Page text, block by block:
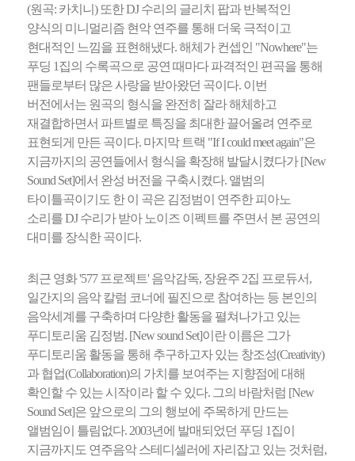
(원곡: 카치니) 또한 DJ 수리의 글리치 팝과 반복적인
양식의 미니멀리즘 현악 연주를 통해 더욱 극적이고
현대적인 느낌을 표현해냈다. 해체가 컨셉인 "Nowhere"는
푸딩 1집의 수록곡으로 공연 때마다 파격적인 편곡을 통해
팬들로부터 많은 사랑을 받아왔던 곡이다. 이번
버전에서는 원곡의 형식을 완전히 잘라 해체하고
재결합하면서 파트별로 특징을 최대한 끌어올려 연주로
표현되게 만든 곡이다. 마지막 트랙 "If I could meet again"은
지금까지의 공연들에서 형식을 확장해 발달시켰다가 [New
Sound Set]에서 완성 버전을 구축시켰다. 앨범의
타이틀곡이기도 한 이 곡은 김정범이 연주한 피아노
소리를 DJ 수리가 받아 노이즈 이펙트를 주면서 본 공연의
대미를 장식한 곡이다.
최근 영화 '577 프로젝트' 음악감독, 장윤주 2집 프로듀서,
일간지의 음악 칼럼 코너에 필진으로 참여하는 등 본인의
음악세계를 구축하며 다양한 활동을 펼쳐나가고 있는
푸디토리움 김정범. [New sound Set]이란 이름은 그가
푸디토리움 활동을 통해 추구하고자 있는 창조성(Creativity)
과 협업(Collaboration)의 가치를 보여주는 지향점에 대해
확인할 수 있는 시작이라 할 수 있다. 그의 바람처럼 [New
Sound Set]은 앞으로의 그의 행보에 주목하게 만드는
앨범임이 틀림없다. 2003년에 발매되었던 푸딩 1집이
지금까지도 연주음악 스테디셀러에 자리잡고 있는 것처럼,